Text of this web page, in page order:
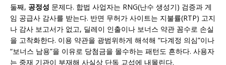
둘째, 공정성 문제다. 합법 사업자는 RNG(난수 생성기) 검증과 게
임 공급사 감사를 받는다. 반면 무허가 사이트는 지불률(RTP) 고지
나 감사 보고서가 없고, 딜레이 인출이나 보너스 약관 꼼수로 손실
을 고착화한다. 이용 약관을 광범위하게 해석해 “다계정 의심”이나
“보너스 남용”을 이유로 당첨금을 몰수하는 패턴도 흔하다. 사용자
는 중재 기관이 부재해 사실상 단독 교섭에 내몰린다.